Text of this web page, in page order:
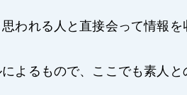
われる人と直接会って情報
よるもので、ここでも素人と